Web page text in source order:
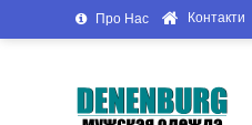
Про Нас Контакти